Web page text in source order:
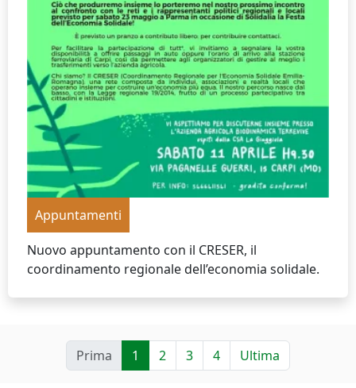
Appuntamenti
Nuovo appuntamento con il CRESER, il
coordinamento regionale dell’economia solidale.
Prima 1 2 3 4 Ultima